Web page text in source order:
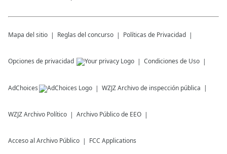
Mapa del sitio Reglas del concurso Políticas de Privacidad
Opciones de privacidad Condiciones de Uso
AdChoices WZJZArchivo de inspección pública
WZJZArchivo Político Archivo Público de EEO
Acceso al Archivo Público FCC Applications